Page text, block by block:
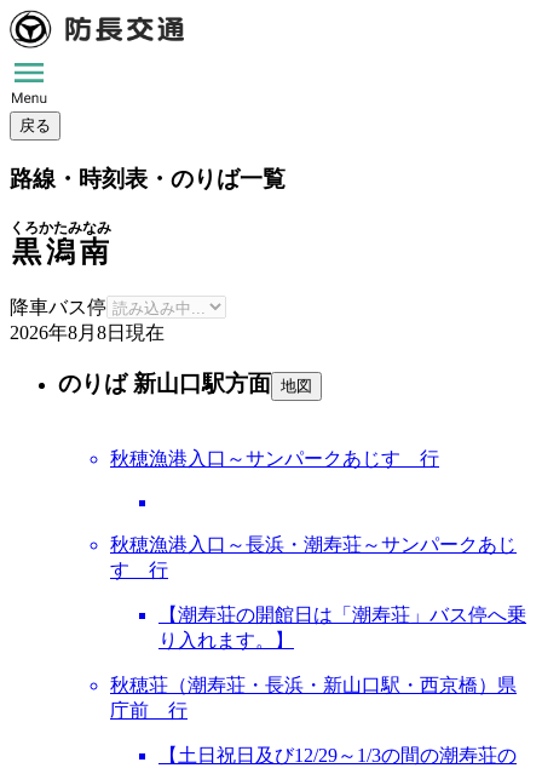
戻る
路線・時刻表・のりば一覧
黒潟南
くろかたみなみ
降車バス停
2026年8月8日 現在
のりば 新山口駅方面 地図
秋穂漁港入口～サンパークあじす 行
秋穂漁港入口～長浜・潮寿荘～サンパークあじ
す 行
【潮寿荘の開館日は「潮寿荘」バス停へ乗
り入れます。】
秋穂荘（潮寿荘・長浜・新山口駅・西京橋）県
庁前 行
【土日祝日及び12/29～1/3の間の潮寿荘の